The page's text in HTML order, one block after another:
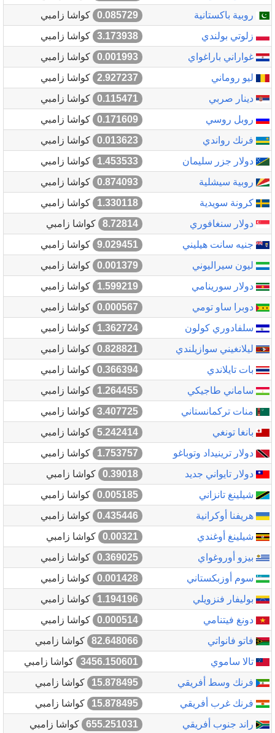
روبية باكستانية
0.085729
كواشا زامبي
زلوتي بولندي
3.173938
كواشا زامبي
غواراني باراغواي
0.001993
كواشا زامبي
ليو روماني
2.927237
كواشا زامبي
دينار صربي
0.115471
كواشا زامبي
روبل روسي
0.171609
كواشا زامبي
فرنك رواندي
0.013623
كواشا زامبي
دولار جزر سليمان
1.453533
كواشا زامبي
روبية سيشلية
0.874093
كواشا زامبي
كرونة سويدية
1.330118
كواشا زامبي
دولار سنغافوري
8.72814
كواشا زامبي
جنيه سانت هيليني
9.029451
كواشا زامبي
ليون سيراليوني
0.001379
كواشا زامبي
دولار سورينامي
1.599219
كواشا زامبي
دوبرا ساو تومي
0.000567
كواشا زامبي
سلفادوري كولون
1.362724
كواشا زامبي
ليلانغيني سوازيلندي
0.828821
كواشا زامبي
بات تايلاندي
0.366394
كواشا زامبي
ساماني طاجيكي
1.264455
كواشا زامبي
منات تركمانستاني
3.407725
كواشا زامبي
بانغا تونغي
5.242414
كواشا زامبي
دولار ترينيداد وتوباغو
1.753757
كواشا زامبي
دولار تايواني جديد
0.39018
كواشا زامبي
شيلينغ تانزاني
0.005185
كواشا زامبي
هريفنا أوكرانية
0.435446
كواشا زامبي
شيلينغ أوغندي
0.00321
كواشا زامبي
بيزو أوروغواي
0.369025
كواشا زامبي
سوم أوزبكستاني
0.001428
كواشا زامبي
بوليفار فنزويلي
1.194196
كواشا زامبي
دونغ فيتنامي
0.000514
كواشا زامبي
فاتو فانواتي
82.648066
كواشا زامبي
تالا ساموي
3456.150601
كواشا زامبي
فرنك وسط أفريقي
15.878495
كواشا زامبي
فرنك غرب أفريقي
15.878495
كواشا زامبي
راند جنوب أفريقي
655.251031 كواشا زامبي